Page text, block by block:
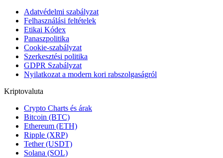
Adatvédelmi szabályzat
Felhasználási feltételek
Etikai Kódex
Panaszpolitika
Cookie-szabályzat
Szerkesztési politika
GDPR Szabályzat
Nyilatkozat a modern kori rabszolgaságról
Kriptovaluta
Crypto Charts és árak
Bitcoin (BTC)
Ethereum (ETH)
Ripple (XRP)
Tether (USDT)
Solana (SOL)